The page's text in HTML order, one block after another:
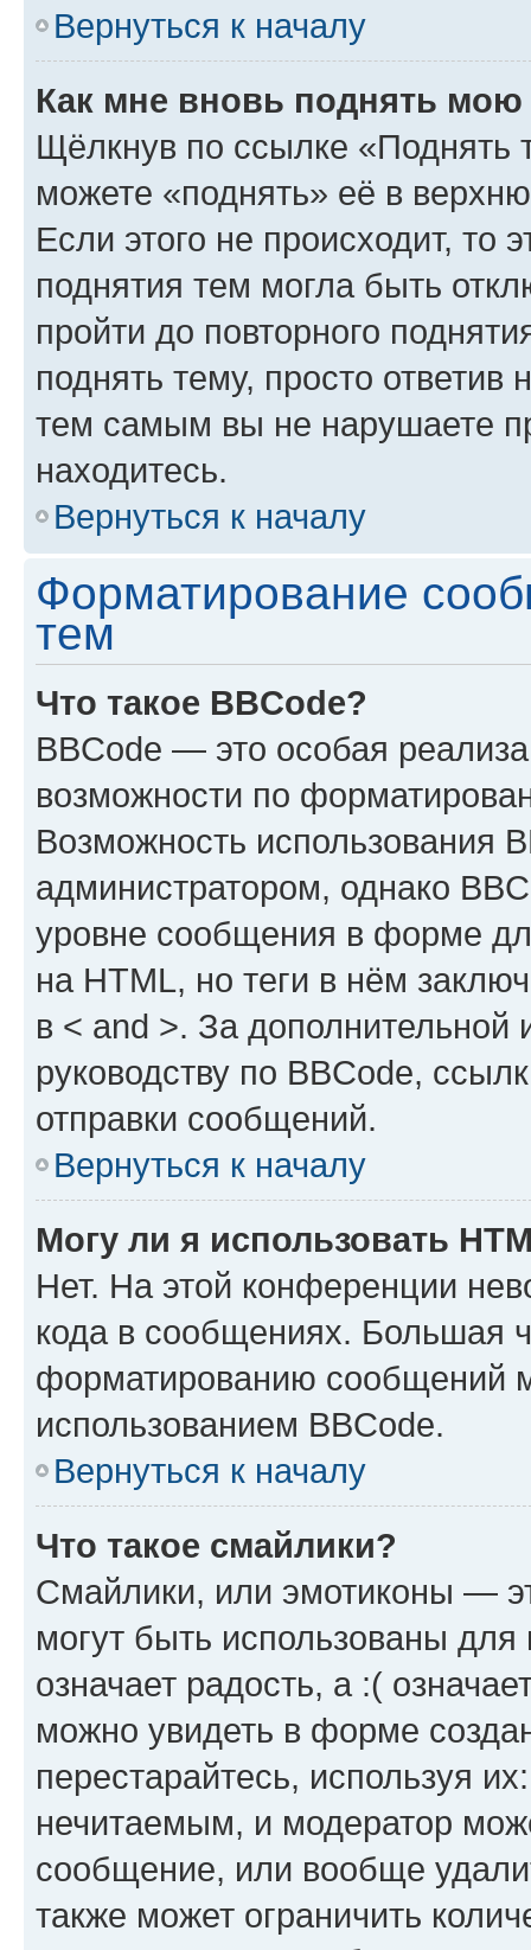
Вернуться к началу
Как мне вновь поднять мою
Щёлкнув по ссылке «Поднять
можете «поднять» её в
Если этого не происходит, то
поднятия тем могла быть
пройти до повторного
поднять тему, просто ответив
тем самым вы не нарушаете
находитесь.
Вернуться к началу
Форматирование
тем
Что такое BBCode?
BBCode — это особая
возможности по
Возможность использования
администратором, однако
уровне сообщения в форме
на HTML, но теги в нём
в < and >. За
руководству по BBCode,
отправки сообщений.
Вернуться к началу
Могу ли я использовать
Нет. На этой конференции
кода в сообщениях. Большая
форматированию сообщений
использованием BBCode.
Вернуться к началу
Что такое смайлики?
Смайлики, или эмотиконы —
могут быть использованы
означает радость, а :(
можно увидеть в форме
перестарайтесь, используя
нечитаемым, и модератор
сообщение, или вообще
также может ограничить